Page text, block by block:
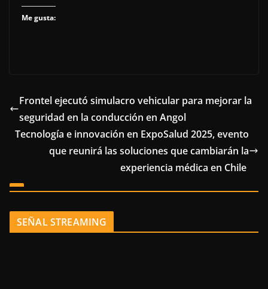
Me gusta:
Frontel ejecutó simulacro vehicular para mejorar la
seguridad en la conducción en Angol
Tecnología e innovación en ExpoSalud 2025, evento
que reunirá las soluciones que cambiarán la
experiencia médica en Chile
SEÑAL STREAMING